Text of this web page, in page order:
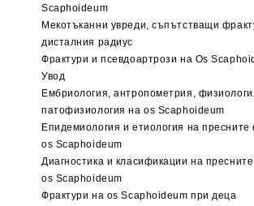
Scaphoideum
Мекотъканни увреди, съпътстващи
дисталния радиус
Фрактури и псевдоартрози на Os
Увод
Ембриология, антропометрия,
патофизиология на os Scaphoideum
Епидемиология и етиология на пресните
os Scaphoideum
Диагностика и класификации на
os Scaphoideum
Фрактури на os Scaphoideum при деца